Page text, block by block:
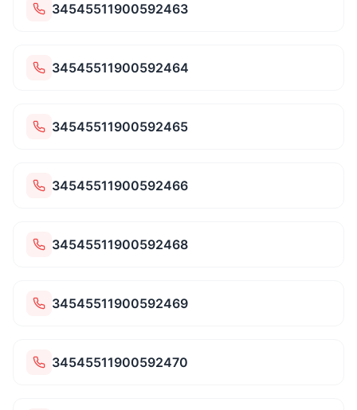
34545511900592463
34545511900592464
34545511900592465
34545511900592466
34545511900592468
34545511900592469
34545511900592470